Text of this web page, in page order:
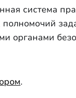
система
органами
.